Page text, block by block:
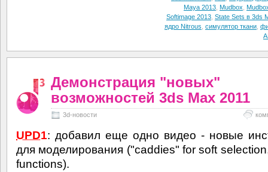
Maya 2013 Mudbox
Softimage 2013 State Sets в 3ds
ядро Nitrous симулятор ткани
Демонстрация "новых"
возможностей 3ds Max 2011
3d-новости
UPD1: добавил еще одно видео - новые
для моделирования ("caddies" for soft
functions).